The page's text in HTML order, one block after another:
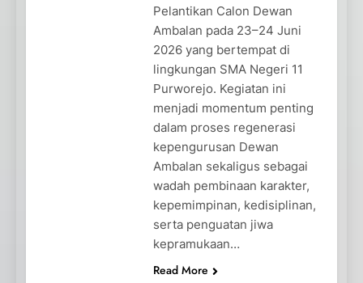
Pelantikan Calon Dewan
Ambalan pada 23–24 Juni
2026 yang bertempat di
lingkungan SMA Negeri 11
Purworejo. Kegiatan ini
menjadi momentum penting
dalam proses regenerasi
kepengurusan Dewan
Ambalan sekaligus sebagai
wadah pembinaan karakter,
kepemimpinan, kedisiplinan,
serta penguatan jiwa
kepramukaan…
Read More